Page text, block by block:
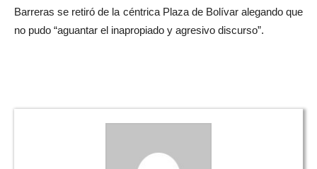
Barreras se retiró de la céntrica Plaza de Bolívar alegando que
no pudo “aguantar el inapropiado y agresivo discurso”.